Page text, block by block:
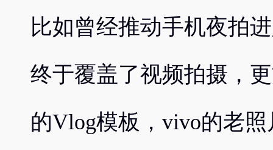
比如曾经推动手机夜拍
终于覆盖了视频拍摄，
的Vlog模板，vivo的老